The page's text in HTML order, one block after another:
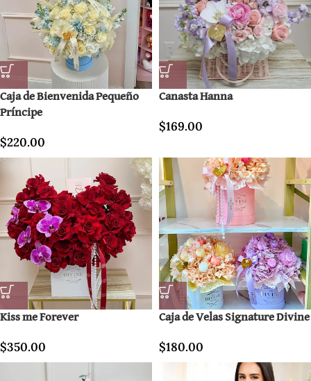
Caja de Bienvenida Pequeño
Príncipe
$220.00
Canasta Hanna
$169.00
Kiss me Forever
$350.00
Caja de Velas Signature Divine
$180.00